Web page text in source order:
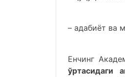
– адабиёт ва
Енчинг
ўртасидаги